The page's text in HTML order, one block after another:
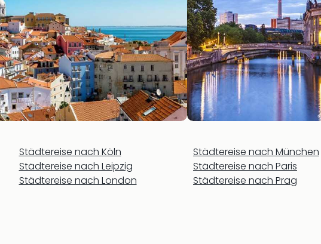
Städtereise nach Köln
Städtereise nach Leipzig
Städtereise nach London
Städtereise nach München
Städtereise nach Paris
Städtereise nach Prag